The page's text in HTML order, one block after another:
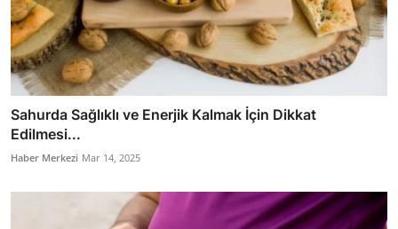
Sahurda Sağlıklı ve Enerjik Kalmak İçin Dikkat
Edilmesi...
Haber Merkezi Mar 14, 2025